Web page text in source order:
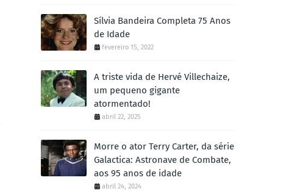
Sílvia Bandeira Completa 75 Anos
de Idade
fevereiro 15, 2022
A triste vida de Hervé Villechaize,
um pequeno gigante
atormentado!
abril 22, 2025
Morre o ator Terry Carter, da série
Galactica: Astronave de Combate,
aos 95 anos de idade
abril 24, 2024